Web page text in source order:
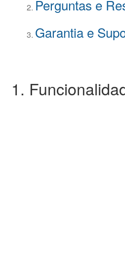
Perguntas e
Garantia e
1.